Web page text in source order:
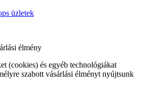
üzletek
élmény
(cookies) és egyéb technológiákat
szabott vásárlási élményt nyújtsunk